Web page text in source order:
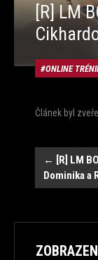
[R] LM
ONLINE
Článek byl
Navigace
← [R] LM
Dominika a